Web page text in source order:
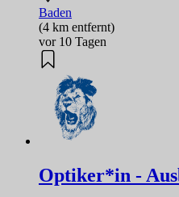
Baden
(4 km entfernt)
vor 10 Tagen
Optiker*in -